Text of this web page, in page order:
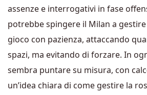
assenze e interrogativi in fase
potrebbe spingere il Milan a
gioco con pazienza, attaccando
spazi, ma evitando di forzare. In
sembra puntare su misura, con
un’idea chiara di come gestire la